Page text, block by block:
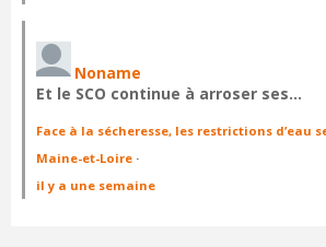
Noname
Et le SCO continue à arroser ses…
Face à la sécheresse, les restrictions d’eau
Maine-et-Loire ·
il y a une semaine